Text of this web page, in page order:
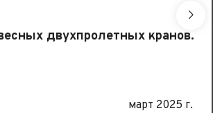
двухпролетных кранов.
март 2025 г.